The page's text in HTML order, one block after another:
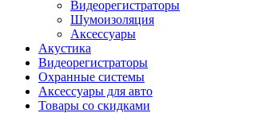
Видеорегистраторы
Шумоизоляция
Аксессуары
Акустика
Видеорегистраторы
Охранные системы
Аксессуары для авто
Товары со скидками